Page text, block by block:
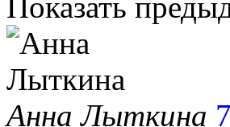
Анна Лыткина